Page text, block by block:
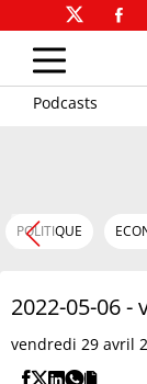
Podcasts
POLITIQUE
2022-05-06 -
vendredi 29 avril